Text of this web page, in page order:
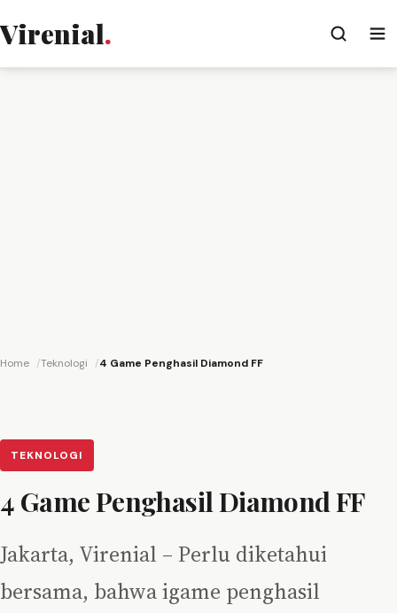
Virenial.
Home Teknologi 4 Game Penghasil Diamond FF
TEKNOLOGI
4 Game Penghasil Diamond FF
Jakarta, Virenial – Perlu diketahui
bersama, bahwa igame penghasil